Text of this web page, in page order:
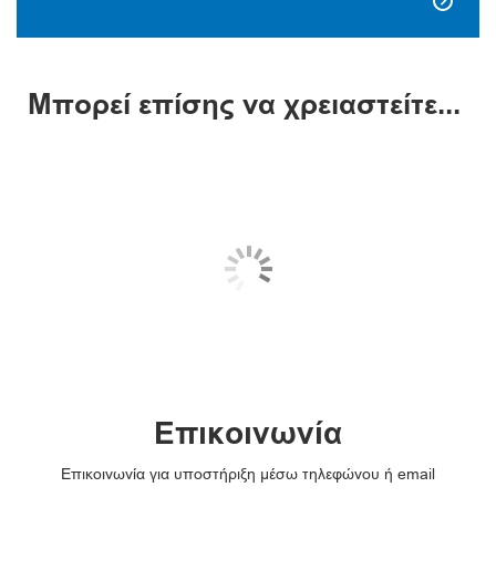
Μπορεί επίσης να χρειαστείτε...
Επικοινωνία
Επικοινωνία για υποστήριξη μέσω τηλεφώνου ή email